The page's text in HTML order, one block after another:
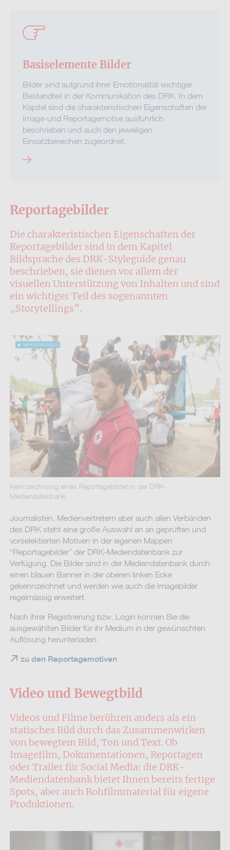
Basiselemente Bilder
Bilder sind aufgrund ihrer Emotionalität wichtiger
Bestandteil in der Kommunikation des DRK. In dem
Kapitel sind die charakteristischen Eigenschaften der
Image-und Reportagemotive ausführlich
beschrieben und auch den jeweiligen
Einsatzbereichen zugeordnet.
Reportagebilder
Die charakteristischen Eigenschaften der
Reportagebilder sind in dem Kapitel
Bildsprache des DRK-Styleguide genau
beschrieben, sie dienen vor allem der
visuellen Unterstützung von Inhalten und sind
ein wichtiger Teil des sogenannten
„Storytellings”.
Kennzeichnung eines Reportagebilder in der DRK-
Mediendatenbank
Journalisten, Medienvertretern aber auch allen Verbänden
des DRK steht eine große Auswahl an an geprüften und
vorselektierten Motiven in der eigenen Mappen
“Reportagebilder” der DRK-Mediendatenbank zur
Verfügung. Die Bilder sind in der Mediendatenbank durch
einen blauen Banner in der oberen linken Ecke
gekennzeichnet und werden wie auch die Imagebilder
regelmässig erweitert.
Nach ihrer Registrierung bzw. Login können Sie die
ausgewählten Bilder für ihr Medium in der gewünschten
Auflösung herunterladen:
zu den Reportagemotiven
Video und Bewegtbild
Videos und Filme berühren anders als ein
statisches Bild durch das Zusammenwirken
von bewegtem Bild, Ton und Text. Ob
Imagefilm, Dokumentationen, Reportagen
oder Trailer für Social Media: die DRK-
Mediendatenbank bietet Ihnen bereits fertige
Spots, aber auch Rohfilmmaterial für eigene
Produktionen.